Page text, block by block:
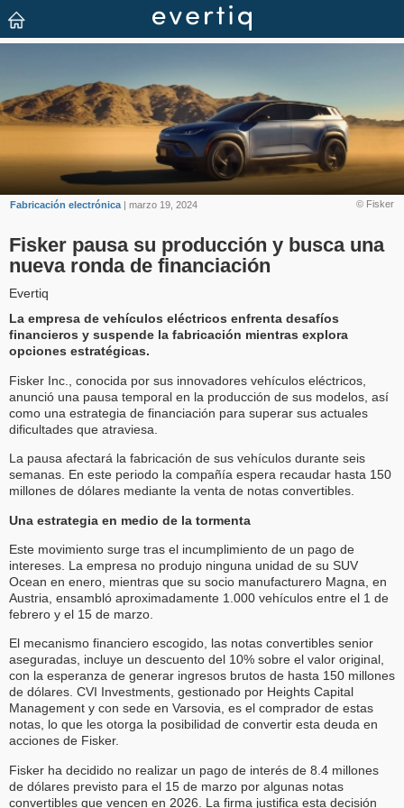
© Fisker
Fabricación electrónica | marzo 19, 2024
Fisker pausa su producción y busca una
nueva ronda de financiación
Evertiq
La empresa de vehículos eléctricos enfrenta desafíos
financieros y suspende la fabricación mientras explora
opciones estratégicas.
Fisker Inc., conocida por sus innovadores vehículos eléctricos,
anunció una pausa temporal en la producción de sus modelos, así
como una estrategia de financiación para superar sus actuales
dificultades que atraviesa.
La pausa afectará la fabricación de sus vehículos durante seis
semanas. En este periodo la compañía espera recaudar hasta 150
millones de dólares mediante la venta de notas convertibles.
Una estrategia en medio de la tormenta
Este movimiento surge tras el incumplimiento de un pago de
intereses. La empresa no produjo ninguna unidad de su SUV
Ocean en enero, mientras que su socio manufacturero Magna, en
Austria, ensambló aproximadamente 1.000 vehículos entre el 1 de
febrero y el 15 de marzo.
El mecanismo financiero escogido, las notas convertibles senior
aseguradas, incluye un descuento del 10% sobre el valor original,
con la esperanza de generar ingresos brutos de hasta 150 millones
de dólares. CVI Investments, gestionado por Heights Capital
Management y con sede en Varsovia, es el comprador de estas
notas, lo que les otorga la posibilidad de convertir esta deuda en
acciones de Fisker.
Fisker ha decidido no realizar un pago de interés de 8.4 millones
de dólares previsto para el 15 de marzo por algunas notas
convertibles que vencen en 2026. La firma justifica esta decisión